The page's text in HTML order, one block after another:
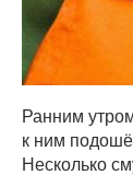
Ранним
к ним
Несколько